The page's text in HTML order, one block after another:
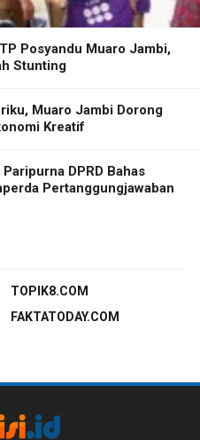
Posyandu Muaro Jambi,
Stunting
Muaro Jambi Dorong
Kreatif
DPRD Bahas
Pertanggungjawaban
TOPIK8.COM
FAKTATODAY.COM